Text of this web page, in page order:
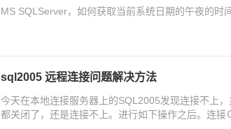
MS SQLServer，如何获取当前系统日期的午夜的时
sql2005 远程连接问题解决方法
今天在本地连接服务器上的SQL2005发现连接不上
都关闭了，还是连接不上。进行如下操作之后。连接